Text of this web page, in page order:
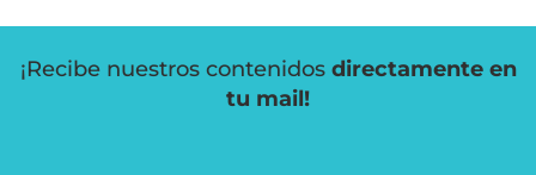
¡Recibe nuestros contenidos directamente en
tu mail!